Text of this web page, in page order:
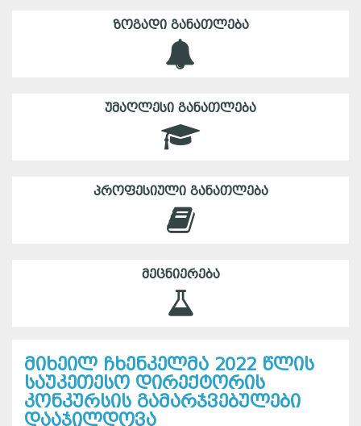
ᲖᲝᲒᲐᲓᲘ ᲒᲐᲜᲐᲗᲚᲔᲑᲐ
ᲣᲛᲐᲦᲚᲔᲡᲘ ᲒᲐᲜᲐᲗᲚᲔᲑᲐ
ᲞᲠᲝᲤᲔᲡᲘᲣᲚᲘ ᲒᲐᲜᲐᲗᲚᲔᲑᲐ
ᲛᲔᲪᲜᲘᲔᲠᲔᲑᲐ
მიხეილ ჩხენკელმა 2022 წლის
საუკეთესო დირექტორის
კონკურსის გამარჯვებულები
დააჯილდოვა